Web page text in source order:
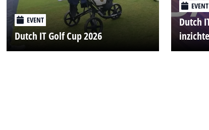
EVENT
Dutch IT Golf Cup 2026
EVENT
Dutch